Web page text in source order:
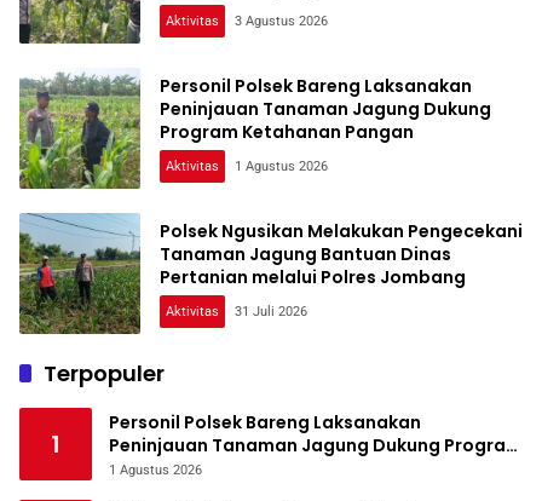
Aktivitas 3 Agustus 2026
Personil Polsek Bareng Laksanakan
Peninjauan Tanaman Jagung Dukung
Program Ketahanan Pangan
Aktivitas 1 Agustus 2026
Polsek Ngusikan Melakukan Pengecekani
Tanaman Jagung Bantuan Dinas
Pertanian melalui Polres Jombang
Aktivitas 31 Juli 2026
Terpopuler
1
Personil Polsek Bareng Laksanakan
Peninjauan Tanaman Jagung Dukung Program
Ketahanan Pangan
1 Agustus 2026